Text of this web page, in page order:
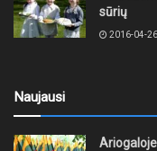
sūrių
2016-04-26
Naujausi